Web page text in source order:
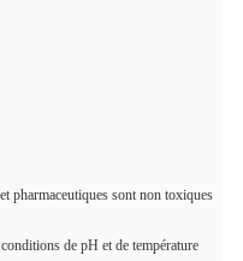
pharmaceutiques sont non toxiques
de pH et de température